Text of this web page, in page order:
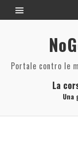
Portale contro le
La
Una